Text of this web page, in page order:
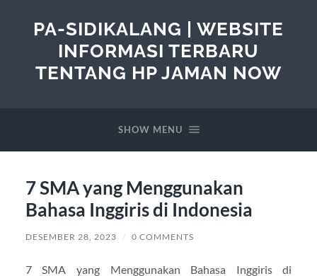
PA-SIDIKALANG | WEBSITE
INFORMASI TERBARU
TENTANG HP JAMAN NOW
SHOW MENU
7 SMA yang Menggunakan
Bahasa Inggiris di Indonesia
DESEMBER 28, 2023 / 0 COMMENTS
7 SMA yang Menggunakan Bahasa Inggiris di